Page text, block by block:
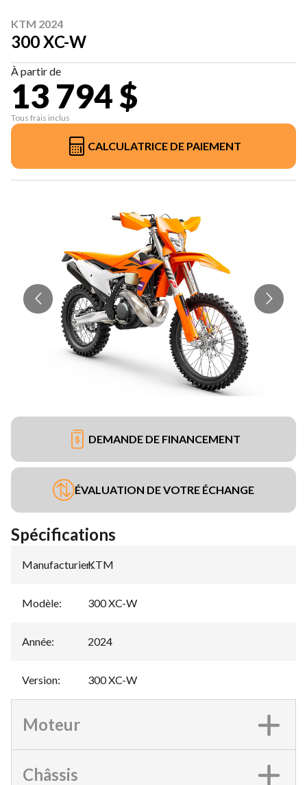
KTM 2024
300 XC-W
À partir de
13 794 $
Tous frais inclus
CALCULATRICE DE PAIEMENT
DEMANDE DE FINANCEMENT
ÉVALUATION DE VOTRE ÉCHANGE
Spécifications
Manufacturier:
KTM
Modèle: 300 XC-W
Année: 2024
Version: 300 XC-W
Moteur
Châssis